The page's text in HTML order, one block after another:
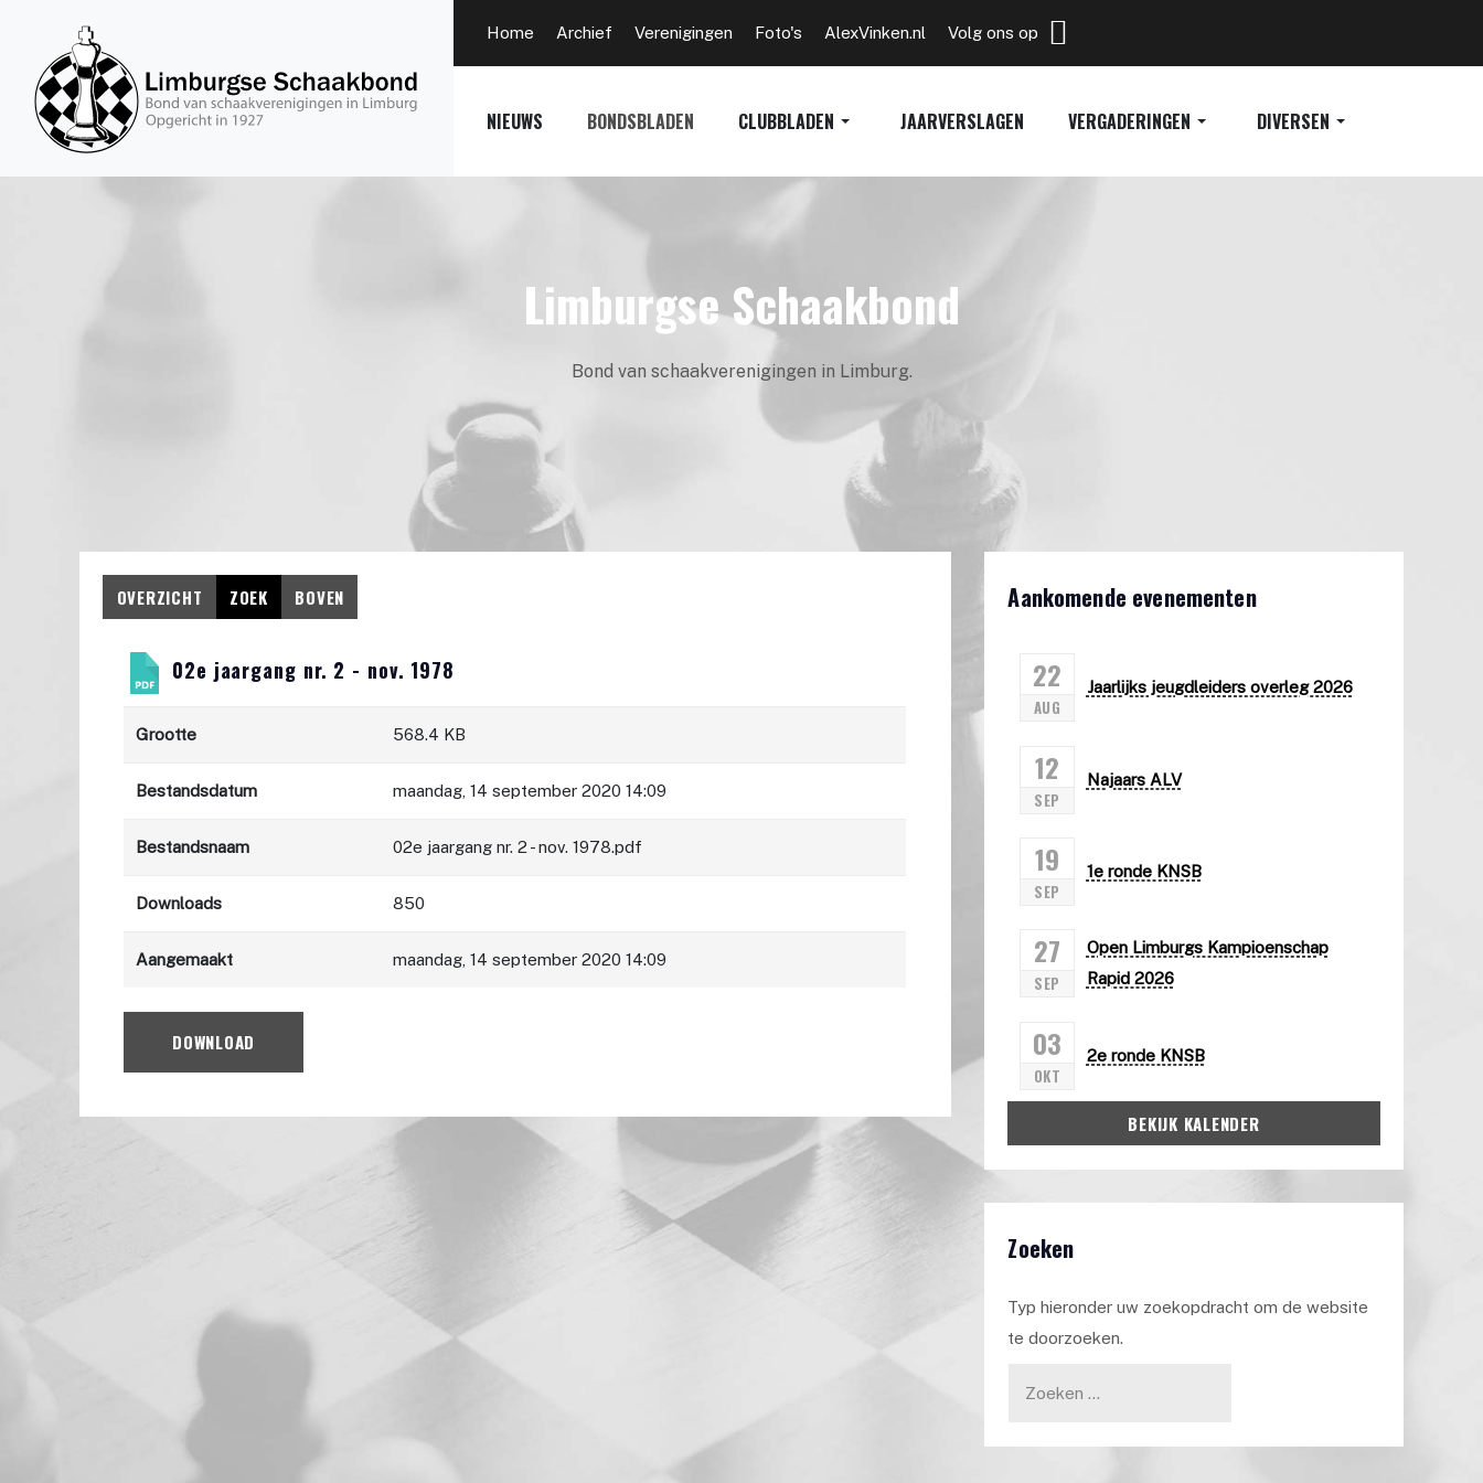
Home Archief Verenigingen Foto's AlexVinken.nl Volg ons op
NIEUWS BONDSBLADEN CLUBBLADEN JAARVERSLAGEN VERGADERINGEN DIVERSEN
Limburgse Schaakbond
Bond van schaakverenigingen in Limburg.
OVERZICHT ZOEK BOVEN
02e jaargang nr. 2 - nov. 1978
Grootte 568.4 KB
Bestandsdatum maandag, 14 september 2020 14:09
Bestandsnaam 02e jaargang nr. 2 - nov. 1978.pdf
Downloads 850
Aangemaakt maandag, 14 september 2020 14:09
DOWNLOAD
Aankomende evenementen
22
AUG
Jaarlijks jeugdleiders overleg 2026
12
SEP
Najaars ALV
19
SEP
1e ronde KNSB
27
SEP
Open Limburgs Kampioenschap
Rapid 2026
03
OKT
2e ronde KNSB
BEKIJK KALENDER
Zoeken
Typ hieronder uw zoekopdracht om de website
te doorzoeken.